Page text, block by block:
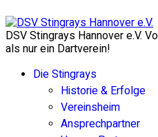
DSV Stingrays Hannover e.V.
als nur ein Dartverein!
Die Stingrays
Historie & Erfolge
Vereinsheim
Ansprechpartner